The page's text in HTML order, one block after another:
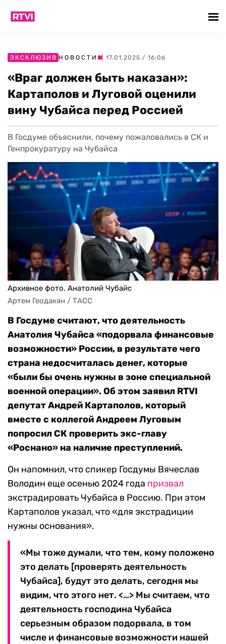
ЭКСКЛЮЗИВ НОВОСТИ | 17.01.2025 / 16:06
«Враг должен быть наказан»:
Картаполов и Луговой оценили
вину Чубайса перед Россией
В Госдуме объяснили, почему пожаловались в СК и
Генпрокуратуру на Чубайса
Архивное фото. Анатолий Чубайс
Артем Геодакян / ТАСС
В Госдуме считают, что деятельность
Анатолия Чубайса «подорвала финансовые
возможности» России, в результате чего
страна недосчиталась денег, которые
«были бы очень нужны в зоне специальной
военной операции». Об этом заявил RTVI
депутат Андрей Картаполов, который
вместе с коллегой Андреем Луговым
попросил СК проверить экс-главу
«Роснано» на наличие преступлений.
Он напомнил, что спикер Госдумы Вячеслав
Володин еще осенью 2024 года призвал
экстрадировать Чубайса в Россию. При этом
Картаполов указал, что «для экстрадиции
нужны основания».
«Мы тоже думали, что тем, кому положено
это делать [проверять деятельность
Чубайса], будут это делать, сегодня мы
видим, что этого нет. <…> Мы считаем, что
деятельность господина Чубайса
серьезным образом подорвала, в том
числе и финансовые возможности нашей